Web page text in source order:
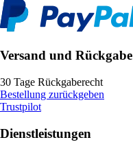
Versand und Rückgabe
30 Tage Rückgaberecht
Bestellung zurückgeben
Trustpilot
Dienstleistungen